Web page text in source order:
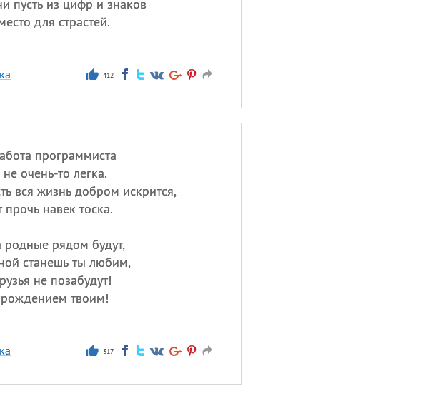
пусть из цифр и знаков
для страстей.
412
программиста
очень-то легка.
вся жизнь добром искрится,
прочь навек тоска.
родные рядом будут,
станешь ты любим,
не позабудут!
твоим!
317